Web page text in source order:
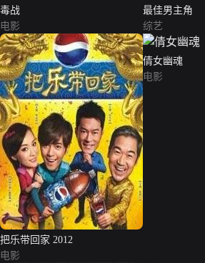
毒战
电影
最佳男主角
综艺
把乐带回家 2012
电影
倩女幽魂
电影